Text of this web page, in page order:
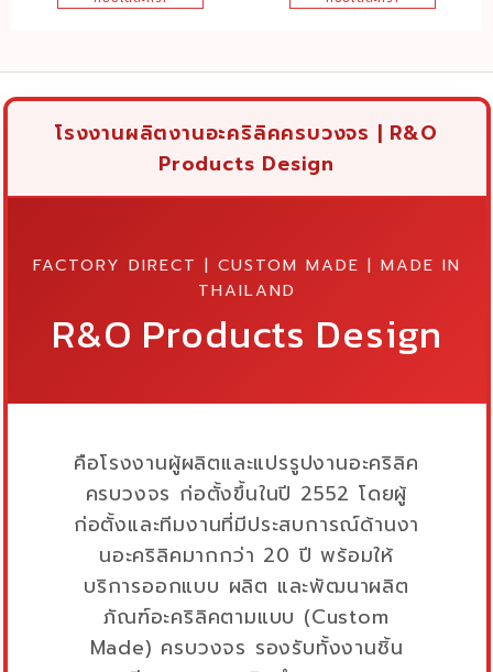
was:
is:
was:
is:
โรงงานผลิตงานอะคริลิคครบวงจร | R&O
Products Design
FACTORY DIRECT | CUSTOM MADE | MADE IN
THAILAND
R&O Products Design
คือโรงงานผู้ผลิตและแปรรูปงานอะคริลิค
ครบวงจร ก่อตั้งขึ้นในปี 2552 โดยผู้
ก่อตั้งและทีมงานที่มีประสบการณ์ด้านงา
นอะคริลิคมากกว่า 20 ปี พร้อมให้
บริการออกแบบ ผลิต และพัฒนาผลิต
ภัณฑ์อะคริลิคตามแบบ (Custom
Made) ครบวงจร รองรับทั้งงานชิ้น